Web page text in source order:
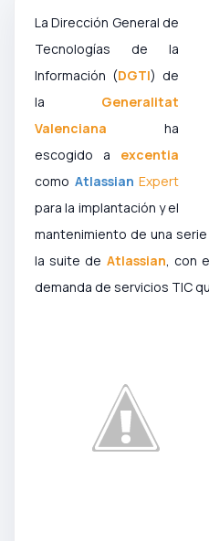
La Dirección General de
Tecnologías de la
Información (DGTI) de
la Generalitat
Valenciana ha
escogido a excentia
como Atlassian Expert
para la implantación y el
mantenimiento de una
la suite de Atlassian, con
demanda de servicios TIC